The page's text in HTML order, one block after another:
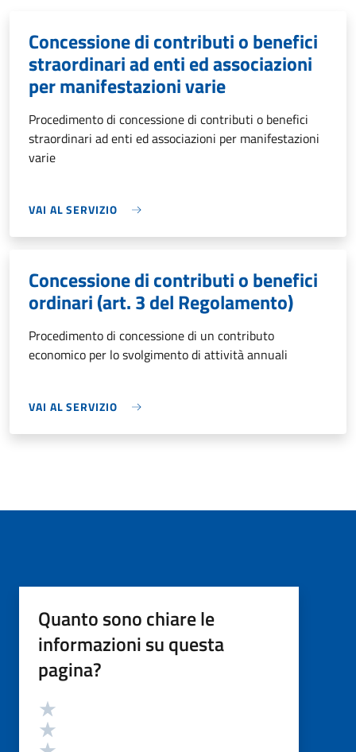
Concessione di contributi o benefici
straordinari ad enti ed associazioni
per manifestazioni varie
Procedimento di concessione di contributi o benefici
straordinari ad enti ed associazioni per manifestazioni
varie
VAI AL SERVIZIO
Concessione di contributi o benefici
ordinari (art. 3 del Regolamento)
Procedimento di concessione di un contributo
economico per lo svolgimento di attività annuali
VAI AL SERVIZIO
Quanto sono chiare le
informazioni su questa
pagina?
Valutazione